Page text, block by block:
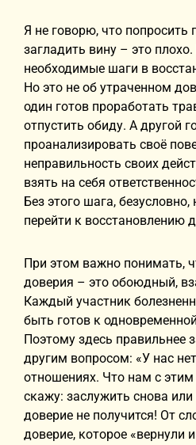
Я не говорю, что попросить
загладить вину – это
необходимые шаги в
Но это не об утраченном
один готов проработать
отпустить обиду. А другой
проанализировать своё
неправильность своих
взять на себя
Без этого шага,
перейти к восстановлению
При этом важно понимать,
доверия – это обоюдный,
Каждый участник
быть готов к
Поэтому здесь правильнее
другим вопросом: «У нас
отношениях. Что нам с этим
скажу: заслужить снова или
доверие не получится! От
доверие, которое «вернули